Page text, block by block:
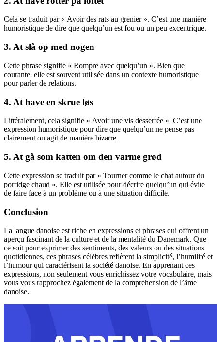
Cela se traduit par « Avoir des rats au grenier ». C’est une manière
humoristique de dire que quelqu’un est fou ou un peu excentrique.
3. At slå op med nogen
Cette phrase signifie « Rompre avec quelqu’un ». Bien que
courante, elle est souvent utilisée dans un contexte humoristique
pour parler de relations.
4. At have en skrue løs
Littéralement, cela signifie « Avoir une vis desserrée ». C’est une
expression humoristique pour dire que quelqu’un ne pense pas
clairement ou agit de manière bizarre.
5. At gå som katten om den varme grød
Cette expression se traduit par « Tourner comme le chat autour du
porridge chaud ». Elle est utilisée pour décrire quelqu’un qui évite
de faire face à un problème ou à une situation difficile.
Conclusion
La langue danoise est riche en expressions et phrases qui offrent un
aperçu fascinant de la culture et de la mentalité du Danemark. Que
ce soit pour exprimer des sentiments, des valeurs ou des situations
quotidiennes, ces phrases célèbres reflètent la simplicité, l’humilité et
l’humour qui caractérisent la société danoise. En apprenant ces
expressions, non seulement vous enrichissez votre vocabulaire, mais
vous vous rapprochez également de la compréhension de l’âme
danoise.